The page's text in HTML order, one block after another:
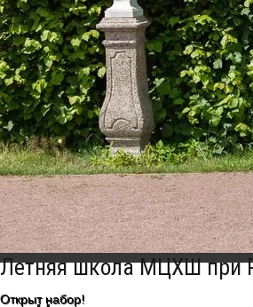
Летняя школа МЦХШ при
Открыт набор!
Главная Коллектив